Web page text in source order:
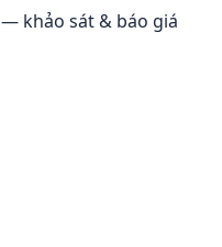
— khảo sát & báo giá